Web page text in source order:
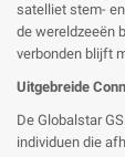
satelliet stem-
de wereldzeeën
verbonden blijft
Uitgebreide
De Globalstar
individuen die